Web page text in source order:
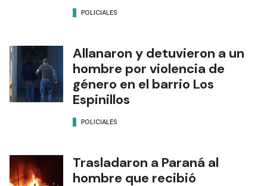
POLICIALES
Allanaron y detuvieron a un
hombre por violencia de
género en el barrio Los
Espinillos
POLICIALES
Trasladaron a Paraná al
hombre que recibió